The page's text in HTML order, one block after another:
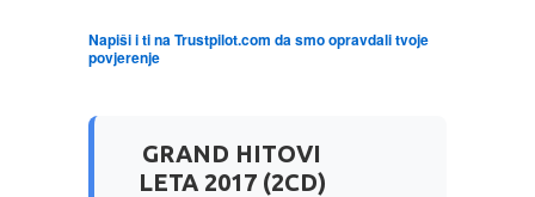
MUZIKA
NAUKA
Napiši i ti na Trustpilot.com da smo opravdali tvoje
povjerenje
GRAND HITOVI
LETA 2017 (2CD)